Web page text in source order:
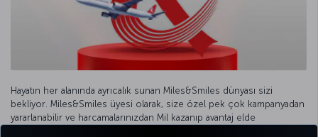
Hayatın her alanında ayrıcalık sunan Miles&Smiles dünyası sizi
bekliyor. Miles&Smiles üyesi olarak, size özel pek çok kampanyadan
yararlanabilir ve harcamalarınızdan Mil kazanıp avantaj elde